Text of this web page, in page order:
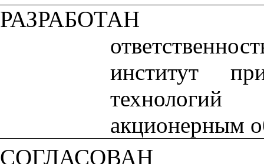
РАЗРАБОТАН
институт
акционерным
СОГЛАСОВАН